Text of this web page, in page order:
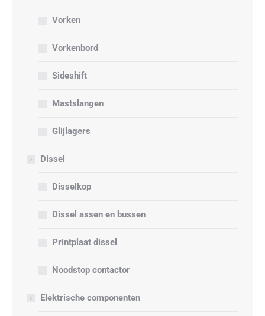
Vorken
Vorkenbord
Sideshift
Mastslangen
Glijlagers
Dissel
Disselkop
Dissel assen en bussen
Printplaat dissel
Noodstop contactor
Elektrische componenten